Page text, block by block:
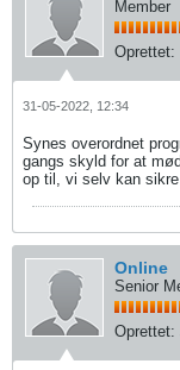
Member
Oprettet:
31-05-2022, 12:34
Synes overordnet
gangs skyld for at
op til, vi selv kan
Online
Senior
Oprettet: